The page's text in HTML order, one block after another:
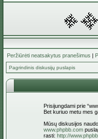
Peržiūrėti neatsakytus pranešimus |
Pagrindinis diskusijų puslapis
Prisijungdami prie
Bet kuriuo metu mes
Mūsų diskusijos
www.phpbb.com
rasti: http://